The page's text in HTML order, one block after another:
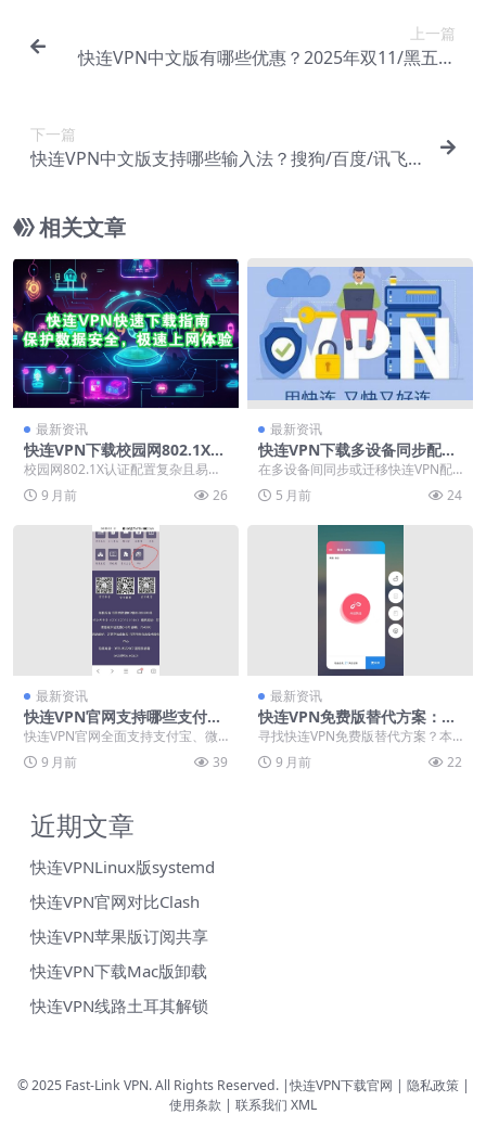
上一篇
快连VPN中文版有哪些优惠？2025年双11/黑五促
下一篇
快连VPN中文版支持哪些输入法？搜狗/百度/讯飞
相关文章
最新资讯
快连VPN下载校园网802.1X认
证
校园网802.1X认证配置复杂且易出
兼容性问题，使用快连VPN可一键
自动完成认证...
9 月前 26
最新资讯
快连VPN下载多设备同步配置
文件迁移工具
在多设备间同步或迁移快连VPN配
置，最有效的方法是使用官方或可
靠的配置文件迁移工...
5 月前 24
最新资讯
快连VPN官网支持哪些支付方
式？支付宝/微信/银联2025年
快连VPN官网全面支持支付宝、微
信支付和银联等国内常用支付方
式，交易安全便捷。提...
9 月前 39
最新资讯
快连VPN免费版替代方案：20
25年真正不限量的安全VPN推
寻找快连VPN免费版替代方案？本
文深入解析不限流量、安全稳定的V
PN服务，助您摆...
9 月前 22
近期文章
快连VPNLinux版systemd
快连VPN官网对比Clash
快连VPN苹果版订阅共享
快连VPN下载Mac版卸载
快连VPN线路土耳其解锁
© 2025 Fast-Link VPN. All Rights Reserved. |快连VPN下载官网 | 隐私政策 |
使用条款 | 联系我们 XML